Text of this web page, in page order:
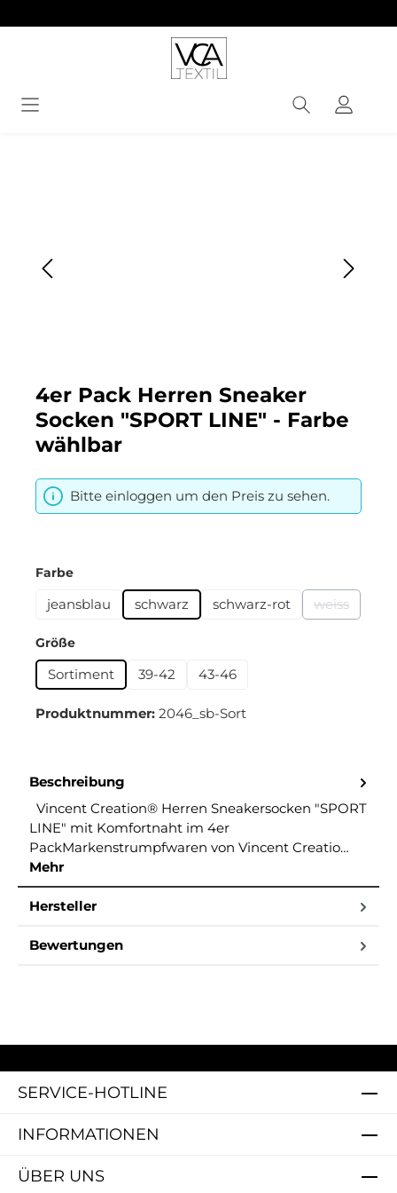
4er Pack Herren Sneaker
Socken "SPORT LINE" - Farbe
wählbar
Bitte einloggen um den Preis zu sehen.
Farbeauswählen
jeansblau schwarz schwarz-rot weiss
(Diese
Größeauswählen
Sortiment 39-42 43-46
Produktnummer: 2046_sb-Sort
Beschreibung
Vincent Creation® Herren Sneakersocken "SPORT
LINE" mit Komfortnaht im 4er
PackMarkenstrumpfwaren von Vincent Creatio…
Mehr
Hersteller
Bewertungen
SERVICE-HOTLINE
INFORMATIONEN
ÜBER UNS